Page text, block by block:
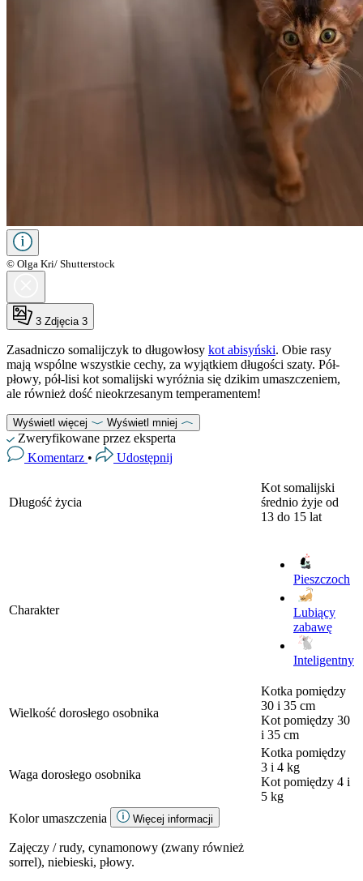
© Olga Kri/ Shutterstock
3 Zdjęcia 3
Zasadniczo somalijczyk to długowłosy kot abisyński. Obie rasy
mają wspólne wszystkie cechy, za wyjątkiem długości szaty. Pół-
płowy, pół-lisi kot somalijski wyróżnia się dzikim umaszczeniem,
ale również dość nieokrzesanym temperamentem!
Wyświetl więcej Wyświetl mniej
Zweryfikowane przez eksperta
Komentarz • Udostępnij
Długość życia
Kot somalijski
średnio żyje od
13 do 15 lat
Charakter
Pieszczoch
Lubiący
zabawę
Inteligentny
Wielkość dorosłego osobnika
Kotka pomiędzy
30 i 35 cm
Kot pomiędzy 30
i 35 cm
Waga dorosłego osobnika
Kotka pomiędzy
3 i 4 kg
Kot pomiędzy 4 i
5 kg
Kolor umaszczenia
Więcej informacji
Zajęczy / rudy, cynamonowy (zwany również
sorrel), niebieski, płowy.